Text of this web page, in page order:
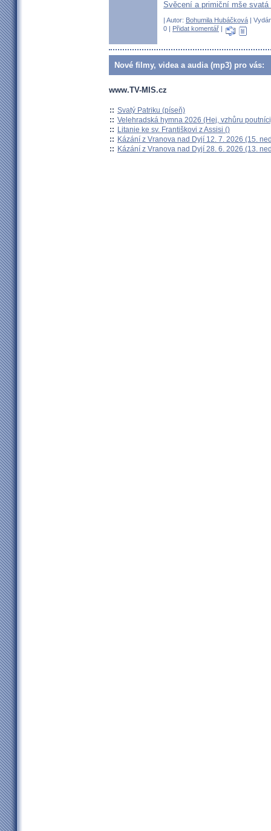
Svěcení a primiční mše
| Autor: Bohumila Hubáčková |
0 | Přidat komentář |
Nové filmy, videa a audia (mp3) pro vás:
www.TV-MIS.cz
:: Svatý Patriku (píseň)
:: Velehradská hymna 2026 (Hej, vzhůru
:: Litanie ke sv. Františkovi z Assisi ()
:: Kázání z Vranova nad Dyjí 12. 7. 2026 (15.
:: Kázání z Vranova nad Dyjí 28. 6. 2026 (13.